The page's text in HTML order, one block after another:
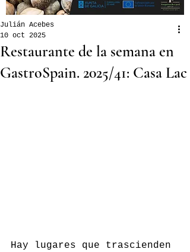
Restaurante de la semana en
GastroSpain. 2025/41: Casa Lac
Julián Acebes
10 oct 2025
Hay lugares que trascienden